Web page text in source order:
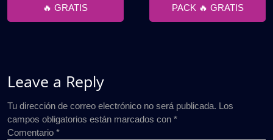
🔥 GRATIS
PACK 🔥 GRATIS
Leave a Reply
Tu dirección de correo electrónico no será publicada. Los
campos obligatorios están marcados con *
Comentario *